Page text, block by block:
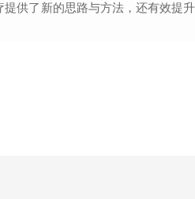
供了新的思路与方法，还有效